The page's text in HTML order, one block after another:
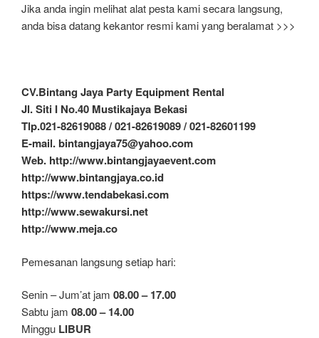
Jika anda ingin melihat alat pesta kami secara langsung,
anda bisa datang kekantor resmi kami yang beralamat >>>
CV.Bintang Jaya Party Equipment Rental
Jl. Siti I No.40 Mustikajaya Bekasi
Tlp.021-82619088 / 021-82619089 / 021-82601199
E-mail. bintangjaya75@yahoo.com
Web. http://www.bintangjayaevent.com
http://www.bintangjaya.co.id
https://www.tendabekasi.com
http://www.sewakursi.net
http://www.meja.co
Pemesanan langsung setiap hari:
Senin – Jum’at jam 08.00 – 17.00
Sabtu jam 08.00 – 14.00
Minggu LIBUR